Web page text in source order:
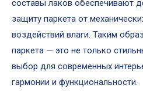
составы лаков обеспечивают
защиту паркета от
воздействий влаги. Таким
паркета — это не только
выбор для современных
гармонии и функциональности.